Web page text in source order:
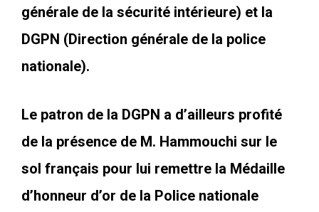
générale de la sécurité intérieure) et la
DGPN (Direction générale de la police
nationale).
Le patron de la DGPN a d’ailleurs profité
de la présence de M. Hammouchi sur le
sol français pour lui remettre la Médaille
d’honneur d’or de la Police nationale